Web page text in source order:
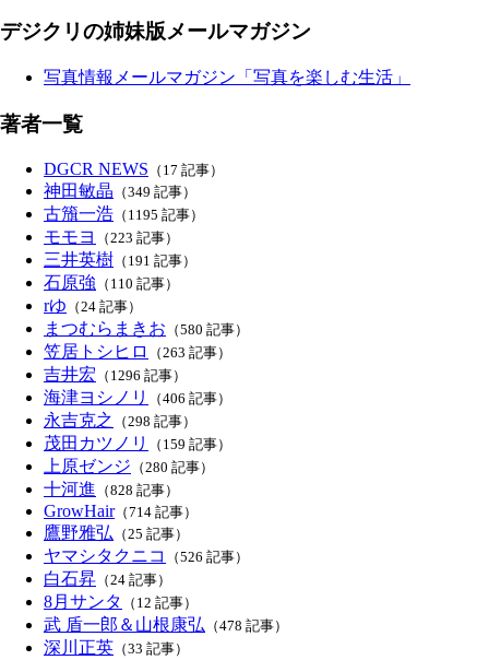
デジクリの姉妹版メールマガジン
写真情報メールマガジン「写真を楽しむ生活」
著者一覧
DGCR NEWS （17 記事）
神田敏晶 （349 記事）
古籏一浩 （1195 記事）
モモヨ （223 記事）
三井英樹 （191 記事）
石原強 （110 記事）
rゆ （24 記事）
まつむらまきお （580 記事）
笠居トシヒロ （263 記事）
吉井宏 （1296 記事）
海津ヨシノリ （406 記事）
永吉克之 （298 記事）
茂田カツノリ （159 記事）
上原ゼンジ （280 記事）
十河進 （828 記事）
GrowHair（714 記事）
鷹野雅弘 （25 記事）
ヤマシタクニコ （526 記事）
白石昇 （24 記事）
8月サンタ （12 記事）
武 盾一郎＆山根康弘 （478 記事）
深川正英 （33 記事）